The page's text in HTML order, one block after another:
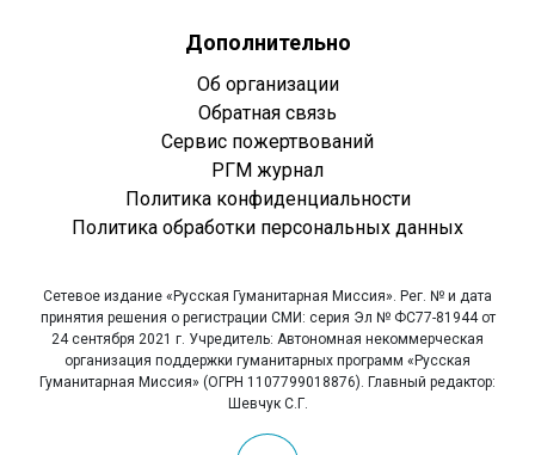
Дополнительно
Об организации
Обратная связь
Сервис пожертвований
РГМ журнал
Политика конфиденциальности
Политика обработки персональных данных
Сетевое издание «Русская Гуманитарная Миссия». Рег. № и дата
принятия решения о регистрации СМИ: серия Эл № ФС77-81944 от
24 сентября 2021 г. Учредитель: Автономная некоммерческая
организация поддержки гуманитарных программ «Русская
Гуманитарная Миссия» (ОГРН 1107799018876). Главный редактор:
Шевчук С.Г.